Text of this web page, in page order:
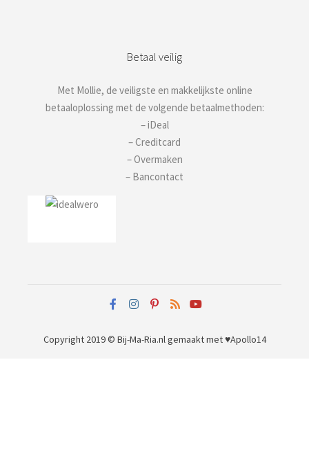
Betaal veilig
Met Mollie, de veiligste en makkelijkste online
betaaloplossing met de volgende betaalmethoden:
– iDeal
– Creditcard
– Overmaken
– Bancontact
Copyright 2019 © Bij-Ma-Ria.nlgemaakt met ♥Apollo14